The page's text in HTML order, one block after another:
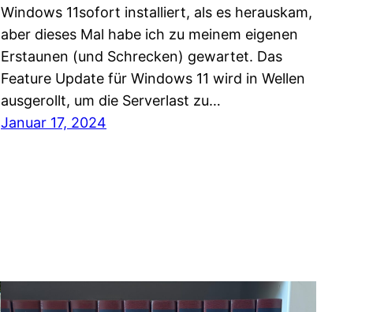
Windows 11sofort installiert, als es herauskam,
aber dieses Mal habe ich zu meinem eigenen
Erstaunen (und Schrecken) gewartet. Das
Feature Update für Windows 11 wird in Wellen
ausgerollt, um die Serverlast zu…
Januar 17, 2024